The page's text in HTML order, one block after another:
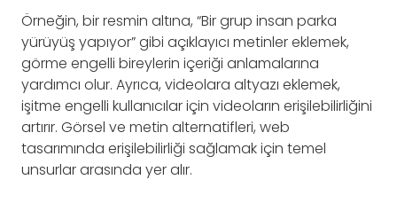
Örneğin, bir resmin altına, “Bir grup insan parka
yürüyüş yapıyor” gibi açıklayıcı metinler eklemek,
görme engelli bireylerin içeriği anlamalarına
yardımcı olur. Ayrıca, videolara altyazı eklemek,
işitme engelli kullanıcılar için videoların erişilebilirliğini
artırır. Görsel ve metin alternatifleri, web
tasarımında erişilebilirliği sağlamak için temel
unsurlar arasında yer alır.